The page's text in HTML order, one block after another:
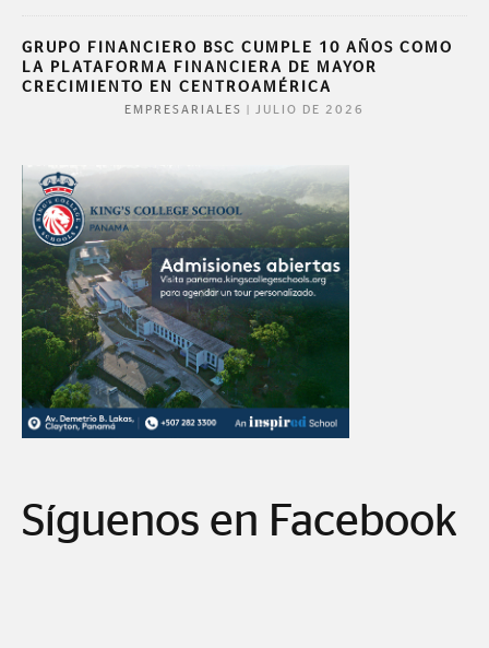
GRUPO FINANCIERO BSC CUMPLE 10 AÑOS COMO
LA PLATAFORMA FINANCIERA DE MAYOR
CRECIMIENTO EN CENTROAMÉRICA
EMPRESARIALES JULIO DE 2026
Síguenos en Facebook